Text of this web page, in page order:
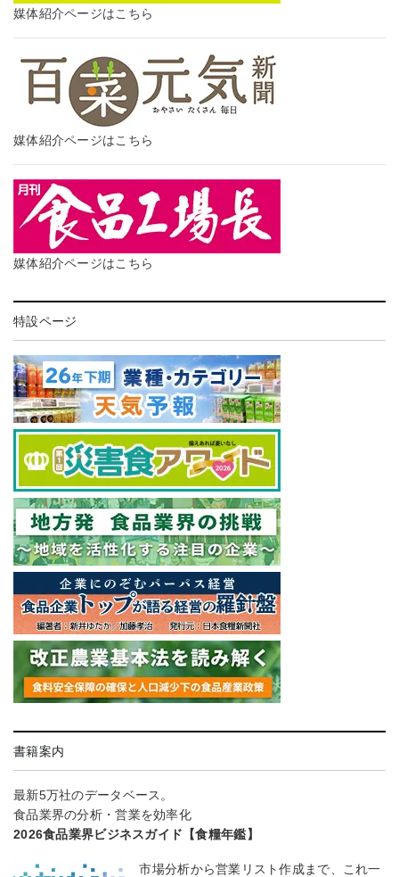
媒体紹介ページはこちら
媒体紹介ページはこちら
媒体紹介ページはこちら
特設ページ
書籍案内
最新5万社のデータベース。
食品業界の分析・営業を効率化
2026食品業界ビジネスガイド【食糧年鑑】
市場分析から営業リスト作成まで、これ一